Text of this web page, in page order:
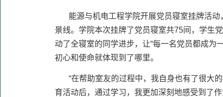
能源与机电工程学院开展党员寝室挂牌活
景线。学院本次挂牌了党员寝室共75间，学生
动了全寝室的同学进步，让“每一名党员都成为
初心和使命就体现到了哪里。
“在帮助室友的过程中，我自身也有了很大
育活动后，通过学习，我更加深刻地感受到了